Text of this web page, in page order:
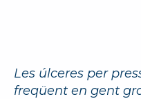
Les úlceres per
freqüent en gent